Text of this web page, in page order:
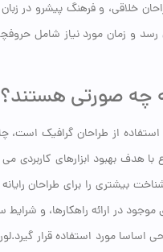
خلاقی، و فرهنگ پیشرو در
رسد و زمان مورد نیاز شامل
چه صورتی هستند؟
از طراحان گرافیک است،
با هدف بهبود ابزارهای
بیشتری را برای طراحان
در ارائه راهکارها، و
مورد استفاده قرار